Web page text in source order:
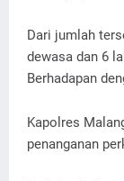
Dari jumlah
dewasa dan 6
Berhadapan
Kapolres
penanganan